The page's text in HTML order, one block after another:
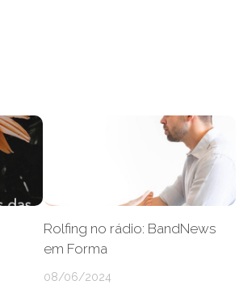
Rolfing no rádio: BandNews
em Forma
08/06/2024